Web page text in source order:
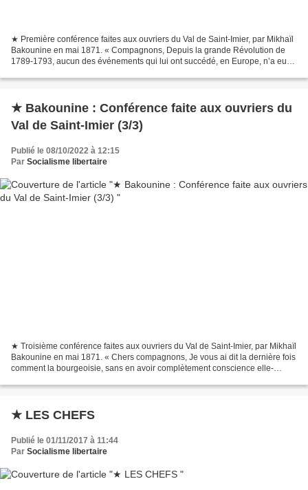
★ Première conférence faites aux ouvriers du Val de Saint-Imier, par Mikhaïl
Bakounine en mai 1871. « Compagnons, Depuis la grande Révolution de
1789-1793, aucun des événements qui lui ont succédé, en Europe, n’a eu
★ Bakounine : Conférence faite aux ouvriers du
Val de Saint-Imier (3/3)
Publié le 08/10/2022 à 12:15
Par Socialisme libertaire
★ Troisième conférence faites aux ouvriers du Val de Saint-Imier, par Mikhaïl
Bakounine en mai 1871. « Chers compagnons, Je vous ai dit la dernière fois
comment la bourgeoisie, sans en avoir complètement conscience elle-
★ LES CHEFS
Publié le 01/11/2017 à 11:44
Par Socialisme libertaire